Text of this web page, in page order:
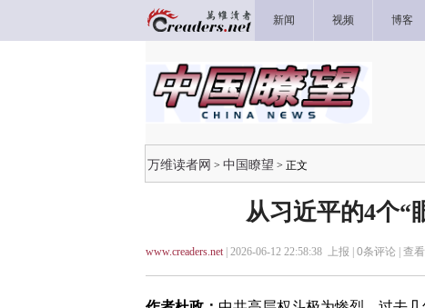
新闻 视频 博客
万维读者网 > 中国瞭望 > 正文
从习近平的4个“
www.creaders.net| 2026-06-12 22:58:38 上报 | 0条评论 | 查